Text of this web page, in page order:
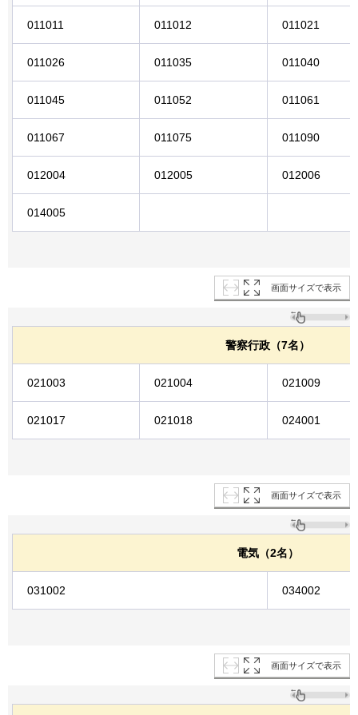
011011 011012 011021
011026 011035 011040
011045 011052 011061
011067 011075 011090
012004 012005 012006
014005
画面サイズで表示
警察行政（7名）
021003 021004 021009
021017 021018 024001
画面サイズで表示
電気（2名）
031002 034002
画面サイズで表示